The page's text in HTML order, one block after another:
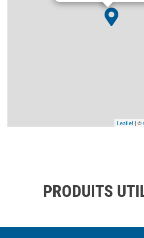
Leaflet | ©
PRODUITS